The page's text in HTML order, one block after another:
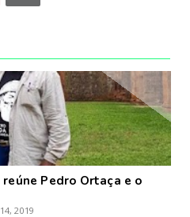
Pedro Ortaça e o
2019